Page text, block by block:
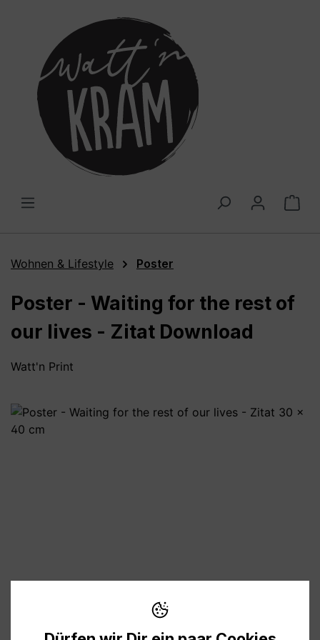
Wohnen & Lifestyle Poster
Poster - Waiting for the rest of
our lives - Zitat Download
Watt'n Print
Bildergalerie überspringen
Preise inkl. MwSt. zzgl. Versandkosten